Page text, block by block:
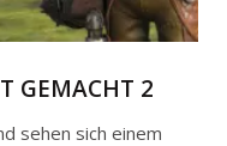
GEMACHT 2
sehen sich einem